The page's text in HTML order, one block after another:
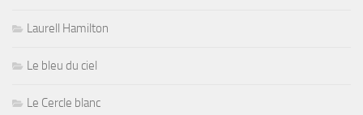
Laurell Hamilton
Le bleu du ciel
Le Cercle blanc